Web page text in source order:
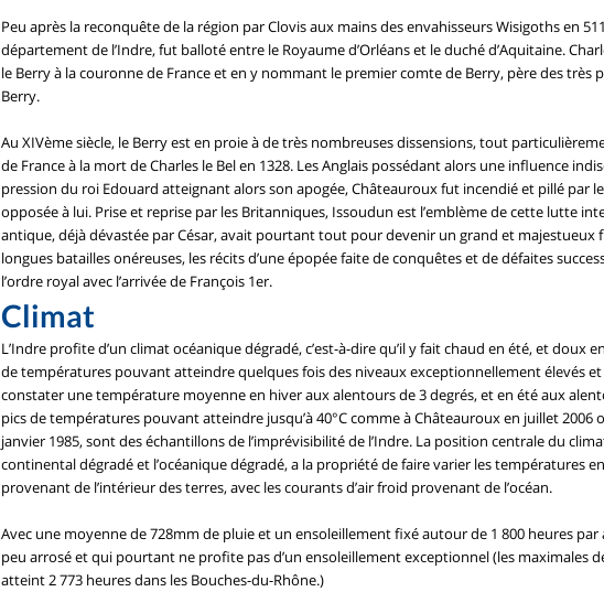
Peu après la reconquête de la région par Clovis aux mains des envahisseurs Wisigoths en
département de l’Indre, fut balloté entre le Royaume d’Orléans et le duché d’Aquitaine.
le Berry à la couronne de France et en y nommant le premier comte de Berry, père des très
Berry.
Au XIVème siècle, le Berry est en proie à de très nombreuses dissensions, tout
de France à la mort de Charles le Bel en 1328. Les Anglais possédant alors une influence
pression du roi Edouard atteignant alors son apogée, Châteauroux fut incendié et pillé par
opposée à lui. Prise et reprise par les Britanniques, Issoudun est l’emblème de cette lutte
antique, déjà dévastée par César, avait pourtant tout pour devenir un grand et majestueux
longues batailles onéreuses, les récits d’une épopée faite de conquêtes et de défaites
l’ordre royal avec l’arrivée de François 1er.
Climat
L’Indre profite d’un climat océanique dégradé, c’est-à-dire qu’il y fait chaud en été, et doux
de températures pouvant atteindre quelques fois des niveaux exceptionnellement élevés
constater une température moyenne en hiver aux alentours de 3 degrés, et en été aux
pics de températures pouvant atteindre jusqu’à 40°C comme à Châteauroux en juillet 2006
janvier 1985, sont des échantillons de l’imprévisibilité de l’Indre. La position centrale du
continental dégradé et l’océanique dégradé, a la propriété de faire varier les températures
provenant de l’intérieur des terres, avec les courants d’air froid provenant de l’océan.
Avec une moyenne de 728mm de pluie et un ensoleillement fixé autour de 1 800 heures
peu arrosé et qui pourtant ne profite pas d’un ensoleillement exceptionnel (les maximales
atteint 2 773 heures dans les Bouches-du-Rhône.)